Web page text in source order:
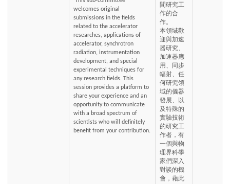
welcomes original
submissions in the fields
related to the accelerator
researches, applications of
accelerator, synchrotron
radiation, instrumentation
development, and special
experimental techniques for
any research fields. This
session provides a platform to
share your experience and an
opportunity to communicate
with a broad spectrum of
scientists who will definitely
benefit from your contribution.
間研究工
作的合
作。
本領域歡
迎與加速
器研究、
加速器應
用、同步
輻射、任
何研究領
域的儀器
發展、以
及特殊的
實驗技術
的研究工
作者，有
一個與物
理界科學
家們深入
對談的機
會，藉此